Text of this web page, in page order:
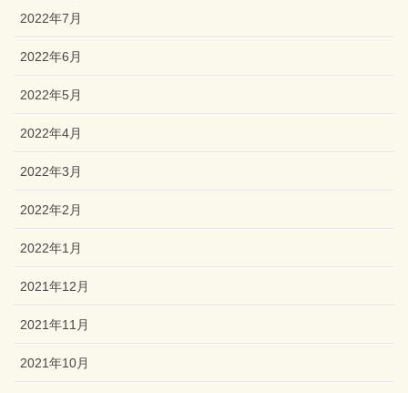
2022年7月
2022年6月
2022年5月
2022年4月
2022年3月
2022年2月
2022年1月
2021年12月
2021年11月
2021年10月